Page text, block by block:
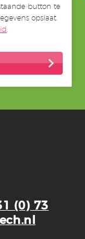
button te
opslaat.
(0) 73